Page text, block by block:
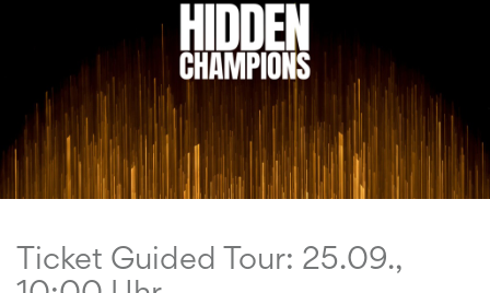
Ticket Guided Tour: 25.09.,